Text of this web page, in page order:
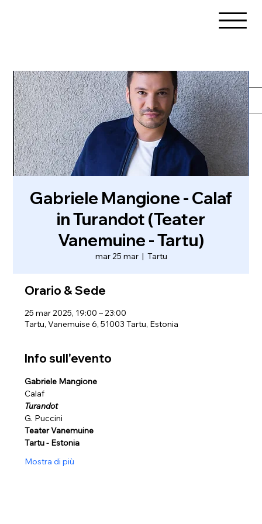
Gabriele Mangione - Calaf
in Turandot (Teater
Vanemuine - Tartu)
mar 25 mar
  |
Tartu
Orario & Sede
25 mar 2025, 19:00 – 23:00
Tartu, Vanemuise 6, 51003 Tartu, Estonia
Info sull'evento
Gabriele Mangione
Calaf
Turandot
G. Puccini
Teater Vanemuine
Tartu - Estonia
Mostra di più